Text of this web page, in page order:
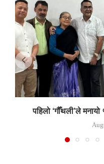
पहिलो ‘गौँथली’ले